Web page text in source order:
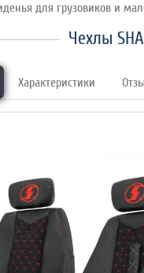
для грузовиков и
Чехлы
Характеристики